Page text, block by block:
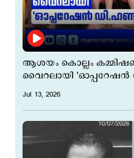
ആശയം കൊല്ലം
വൈറലായി 'ഓപ്പറേഷന്‍
Jul 13, 2026